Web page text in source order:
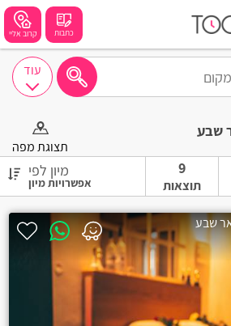
קרוב אליי כתבות
עוד
שבע
תצוגת מפה
9
תוצאות
מיון לפי
שבע